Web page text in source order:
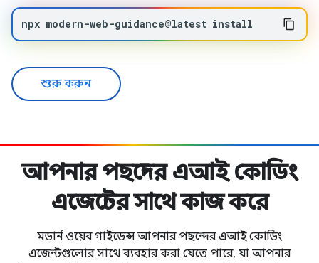
npx modern-web-guidance@latest install
শুরু করুন
আপনার পছন্দের এআই কোডিং
এজেন্টের সাথে কাজ করে
মডার্ন ওয়েব গাইডেন্স আপনার পছন্দের এআই কোডিং
এজেন্টগুলোর সাথে ব্যবহার করা যেতে পারে, যা আপনার